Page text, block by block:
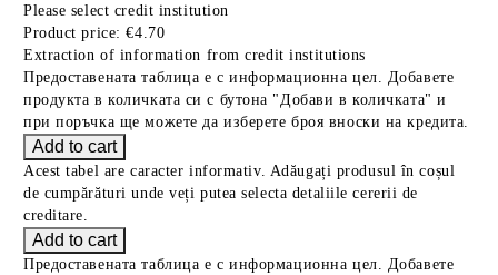
Please select credit institution
Product price: €4.70
Extraction of information from credit institutions
Предоставената таблица е с информационна цел. Добавете
продукта в количката си с бутона "Добави в количката" и
при поръчка ще можете да изберете броя вноски на кредита.
Acest tabel are caracter informativ. Adăugați produsul în coșul
de cumpărături unde veți putea selecta detaliile cererii de
creditare.
Предоставената таблица е с информационна цел. Добавете